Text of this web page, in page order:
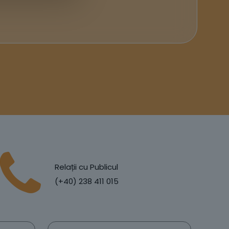
Relații cu Publicul
(+40) 238 411 015